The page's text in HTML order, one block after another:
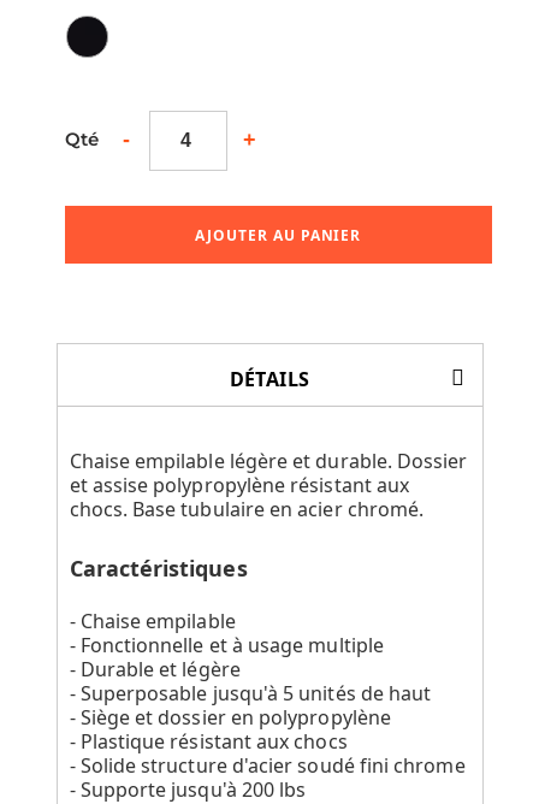
Qté - +
AJOUTER AU PANIER
DÉTAILS
Chaise empilable légère et durable. Dossier
et assise polypropylène résistant aux
chocs. Base tubulaire en acier chromé.
Caractéristiques
- Chaise empilable
- Fonctionnelle et à usage multiple
- Durable et légère
- Superposable jusqu'à 5 unités de haut
- Siège et dossier en polypropylène
- Plastique résistant aux chocs
- Solide structure d'acier soudé fini chrome
- Supporte jusqu'à 200 lbs